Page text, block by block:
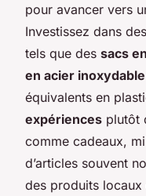
pour avancer vers
Investissez dans des
tels que des sacs
en acier inoxydable
équivalents en
expériences plutôt
comme cadeaux,
d’articles souvent
des produits